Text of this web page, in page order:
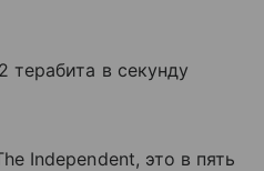
терабита в секунду
Independent, это в пять